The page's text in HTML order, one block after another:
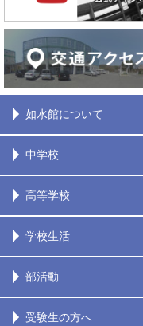
如水館について
中学校
高等学校
学校生活
部活動
受験生の方へ